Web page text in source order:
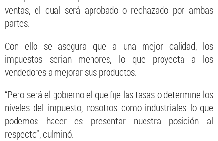
ventas, el cual será aprobado o rechazado por ambas
partes.
Con ello se asegura que a una mejor calidad, los
impuestos serian menores, lo que proyecta a los
vendedores a mejorar sus productos.
“Pero será el gobierno el que fije las tasas o determine los
niveles del impuesto, nosotros como industriales lo que
podemos hacer es presentar nuestra posición al
respecto”, culminó.